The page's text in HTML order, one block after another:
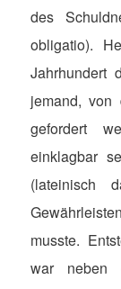
des
obligatio).
Jahrhundert
jemand,
gefordert
einklagbar
(lateinisch
musste.
war neben